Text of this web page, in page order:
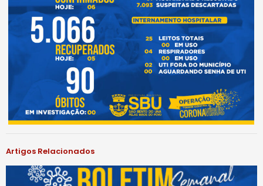
Artigos Relacionados